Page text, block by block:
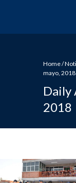
Home/
mayo, 2018
Daily
2018